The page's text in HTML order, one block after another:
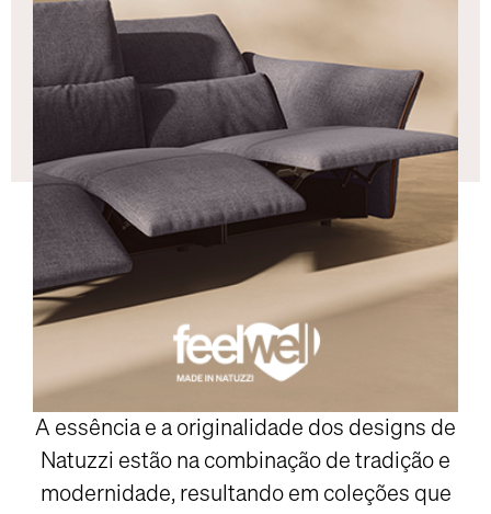
A essência e a originalidade dos designs de
Natuzzi estão na combinação de tradição e
modernidade, resultando em coleções que